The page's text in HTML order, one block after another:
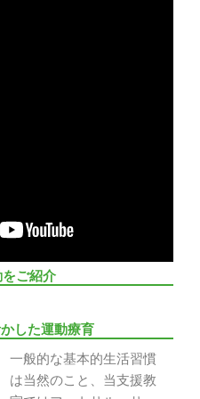
ご紹介
した運動療育
一般的な基本的生活習慣
は当然のこと、当支援教